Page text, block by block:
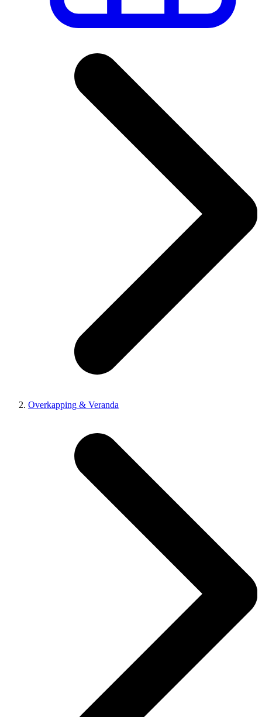
Overkapping & Veranda